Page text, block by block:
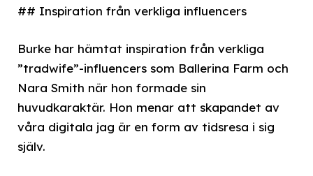
## Inspiration från verkliga influencers
Burke har hämtat inspiration från verkliga
”tradwife”-influencers som Ballerina Farm och
Nara Smith när hon formade sin
huvudkaraktär. Hon menar att skapandet av
våra digitala jag är en form av tidsresa i sig
själv.